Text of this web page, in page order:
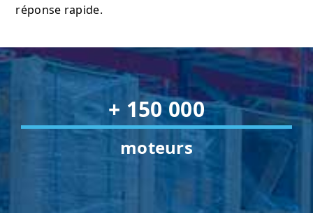
réponse rapide.
+ 150 000
moteurs